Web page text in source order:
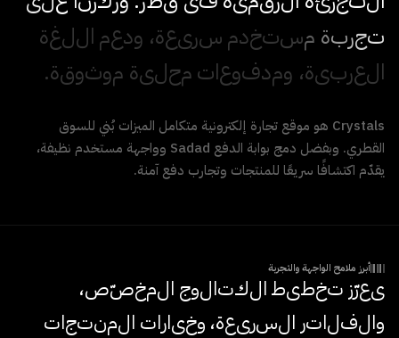
تجربة مستخدمسريعة، ودعماللغة
العربية، ومدفوعاتمحلية موثوقة.
Crystals هو موقع تجارة إلكترونية متكامل الميزات بُني للسوق
القطري. وبفضل دمج بوابة الدفع Sadad وواجهة مستخدم نظيفة،
يقدّم اكتشافًا سريعًا للمنتجات وتجارب دفع آمنة.
أبرز ملامح الواجهة والتجربة
يعزز تخطيطالكتالوج المخصص،
والفلاتر السريعة، وخيارات المنتجات